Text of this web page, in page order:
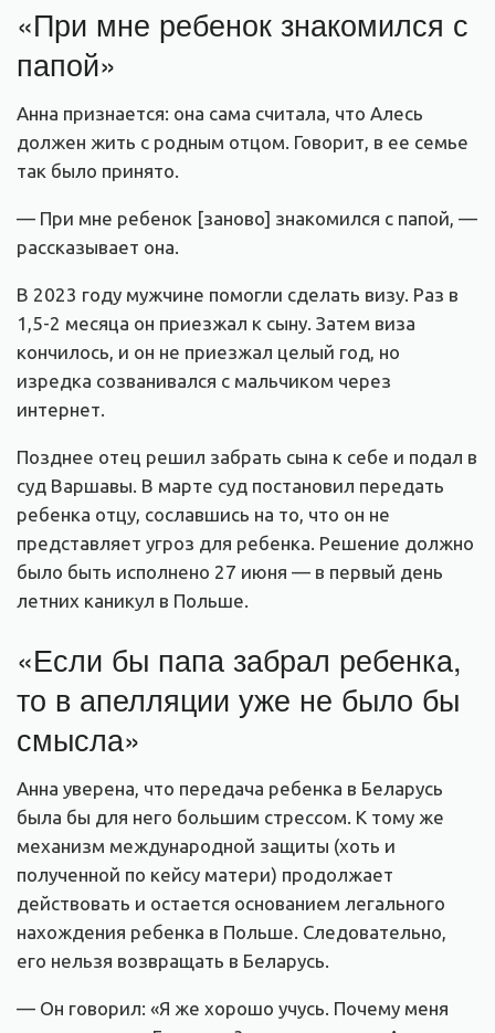
«При мне ребенок знакомился с
папой»
Анна признается: она сама считала, что Алесь
должен жить с родным отцом. Говорит, в ее семье
так было принято.
— При мне ребенок [заново] знакомился с папой, —
рассказывает она.
В 2023 году мужчине помогли сделать визу. Раз в
1,5-2 месяца он приезжал к сыну. Затем виза
кончилось, и он не приезжал целый год, но
изредка созванивался с мальчиком через
интернет.
Позднее отец решил забрать сына к себе и подал в
суд Варшавы. В марте суд постановил передать
ребенка отцу, сославшись на то, что он не
представляет угроз для ребенка. Решение должно
было быть исполнено 27 июня — в первый день
летних каникул в Польше.
«Если бы папа забрал ребенка,
то в апелляции уже не было бы
смысла»
Анна уверена, что передача ребенка в Беларусь
была бы для него большим стрессом. К тому же
механизм международной защиты (хоть и
полученной по кейсу матери) продолжает
действовать и остается основанием легального
нахождения ребенка в Польше. Следовательно,
его нельзя возвращать в Беларусь.
— Он говорил: «Я же хорошо учусь. Почему меня